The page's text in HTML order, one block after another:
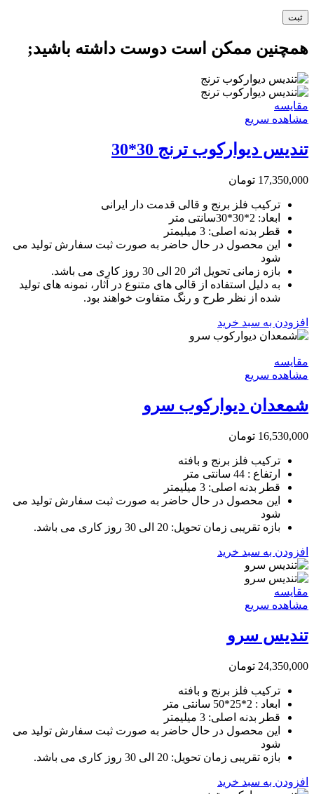
همچنین ممکن است دوست داشته باشید;
مقایسه
مشاهده سریع
تندیس دیوارکوب ترنج 30*30
17,350,000 تومان
ترکیب فلز برنج و قالی قدمت دار ایرانی
ابعاد: 2*30*30سانتی متر
قطر بدنه اصلی: 3 میلیمتر
این محصول در حال حاضر به صورت ثبت سفارش تولید می
شود
بازه زمانی تحویل اثر 20 الی 30 روز کاری می باشد.
به دلیل استفاده از قالی های متنوع در آثار، نمونه های تولید
شده از نظر طرح و رنگ متفاوت خواهند بود.
افزودن به سبد خرید
مقایسه
مشاهده سریع
شمعدان دیوارکوب سرو
16,530,000 تومان
ترکیب فلز برنج و بافته
ارتفاع : 44 سانتی متر
قطر بدنه اصلی: 3 میلیمتر
این محصول در حال حاضر به صورت ثبت سفارش تولید می
شود
بازه تقریبی زمان تحویل: 20 الی 30 روز کاری می باشد.
افزودن به سبد خرید
مقایسه
مشاهده سریع
تندیس سرو
24,350,000 تومان
ترکیب فلز برنج و بافته
ابعاد : 2*25*50 سانتی متر
قطر بدنه اصلی: 3 میلیمتر
این محصول در حال حاضر به صورت ثبت سفارش تولید می
شود
بازه تقریبی زمان تحویل: 20 الی 30 روز کاری می باشد.
افزودن به سبد خرید